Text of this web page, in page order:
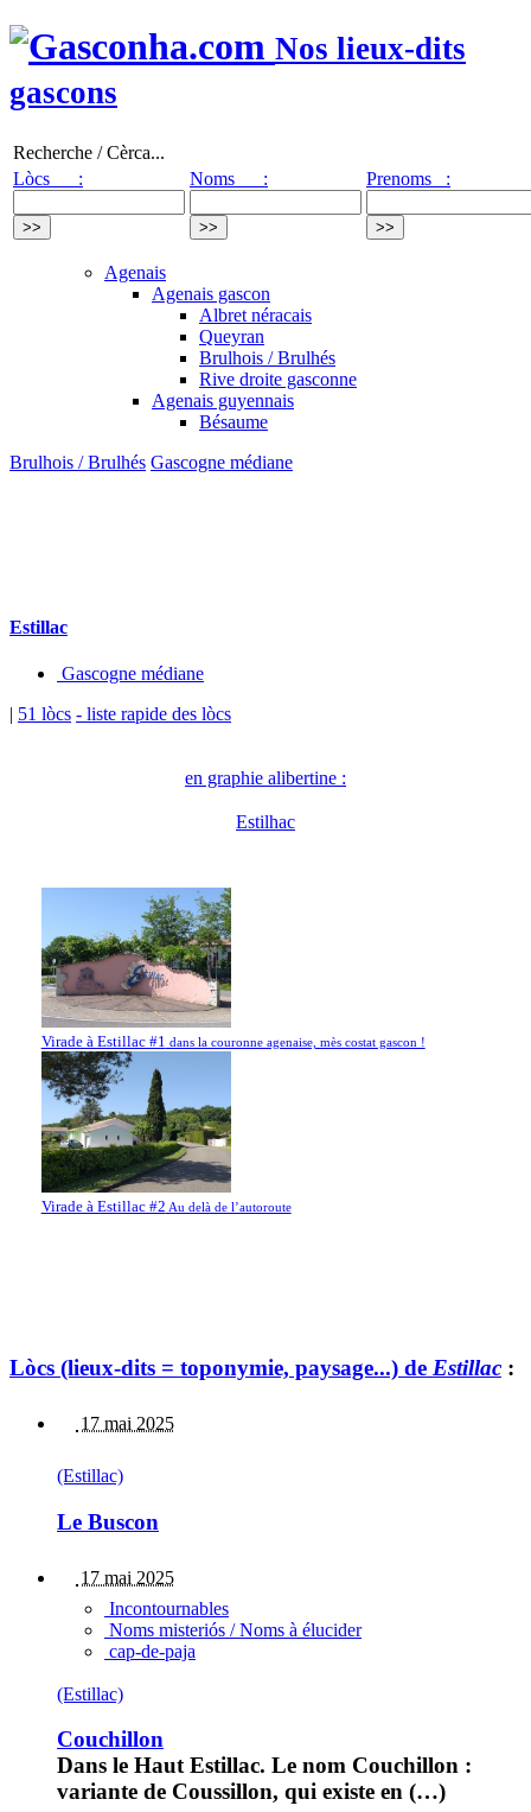
Nos lieux-dits
gascons
Recherche / Cèrca...
Lòcs :
Noms : Prenoms :
Agenais
Agenais gascon
Albret néracais
Queyran
Brulhois / Brulhés
Rive droite gasconne
Agenais guyennais
Bésaume
Brulhois / Brulhés Gascogne médiane
Estillac
Gascogne médiane
| 51 lòcs - liste rapide des lòcs
en graphie alibertine :
Estilhac
Virade à Estillac #1 dans la couronne agenaise, mès costat gascon !
Virade à Estillac #2 Au delà de l’autoroute
Lòcs (lieux-dits = toponymie, paysage...) de Estillac :
17 mai 2025
(Estillac)
Le Buscon
17 mai 2025
Incontournables
Noms misteriós / Noms à élucider
cap-de-paja
(Estillac)
Couchillon
Dans le Haut Estillac. Le nom Couchillon :
variante de Coussillon, qui existe en (…)